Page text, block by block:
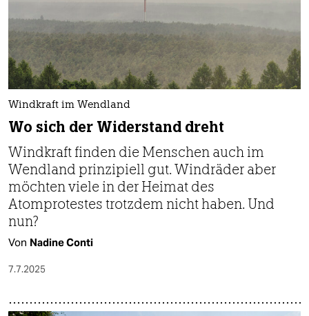
Windkraft im Wendland
Wo sich der Widerstand dreht
Windkraft finden die Menschen auch im
Wendland prinzipiell gut. Windräder aber
möchten viele in der Heimat des
Atomprotestes trotzdem nicht haben. Und
nun?
Von Nadine Conti
7.7.2025